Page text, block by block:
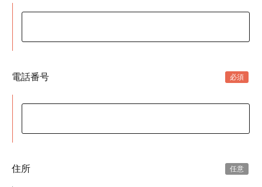
電話番号
住所